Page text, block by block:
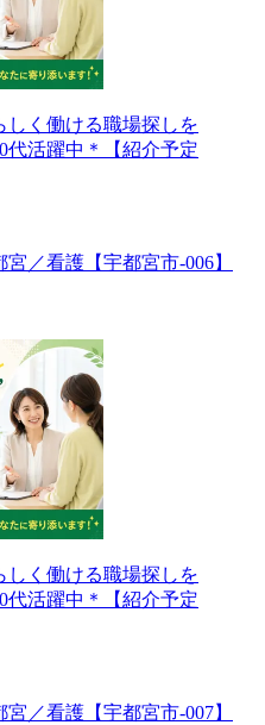
しく働ける職場探しを
代活躍中＊【紹介予定
／看護【宇都宮市-006】
しく働ける職場探しを
代活躍中＊【紹介予定
／看護【宇都宮市-007】